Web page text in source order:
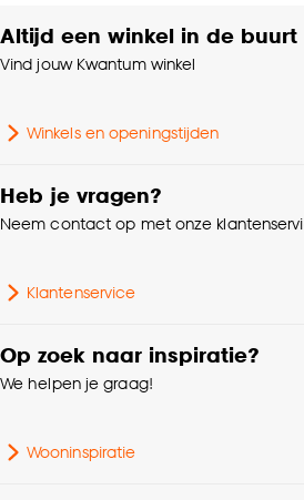
klikken.
Goed om te weten is dat je
cookieverklaring.
Anti-slip Nee
Altijd een winkel in de buurt
Vind jouw Kwantum winkel
Winkels en openingstijden
Heb je vragen?
Neem contact op met onze
Klantenservice
Op zoek naar inspiratie?
We helpen je graag!
Wooninspiratie